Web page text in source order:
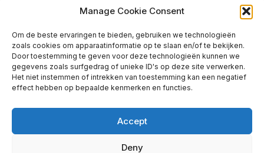
Manage Cookie Consent
Om de beste ervaringen te bieden, gebruiken we technologieën
zoals cookies om apparaatinformatie op te slaan en/of te bekijken.
Door toestemming te geven voor deze technologieën kunnen we
gegevens zoals surfgedrag of unieke ID's op deze site verwerken.
Het niet instemmen of intrekken van toestemming kan een negatief
effect hebben op bepaalde kenmerken en functies.
Accept
Deny
Kruisbestuiving Voor Succesvolle Marketing